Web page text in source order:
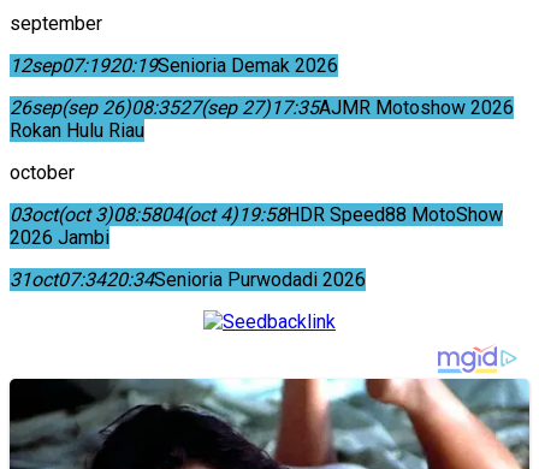
september
12sep07:1920:19Senioria Demak 2026
26sep(sep 26)08:3527(sep 27)17:35AJMR Motoshow 2026
Rokan Hulu Riau
october
03oct(oct 3)08:5804(oct 4)19:58HDR Speed88 MotoShow
2026 Jambi
31oct07:3420:34Senioria Purwodadi 2026